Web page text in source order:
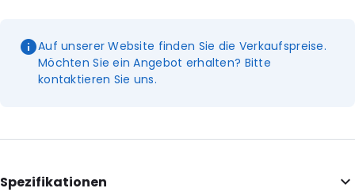
Auf unserer Website finden Sie die Verkaufspreise.
Möchten Sie ein Angebot erhalten? Bitte
kontaktieren Sie uns.
Spezifikationen